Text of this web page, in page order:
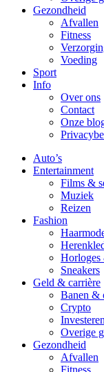
Gezondheid
Afvallen
Fitness
Voeding
Sport
Info
Over ons
Contact
Onze
Auto’s
Entertainment
Films &
Muziek
Reizen
Fashion
Horloges
Sneakers
Geld & carrière
Banen &
Crypto
Overige
Gezondheid
Afvallen
Fitness